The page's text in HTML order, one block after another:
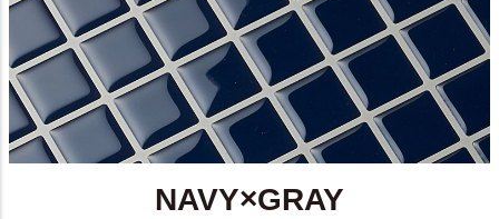
NAVY×GRAY